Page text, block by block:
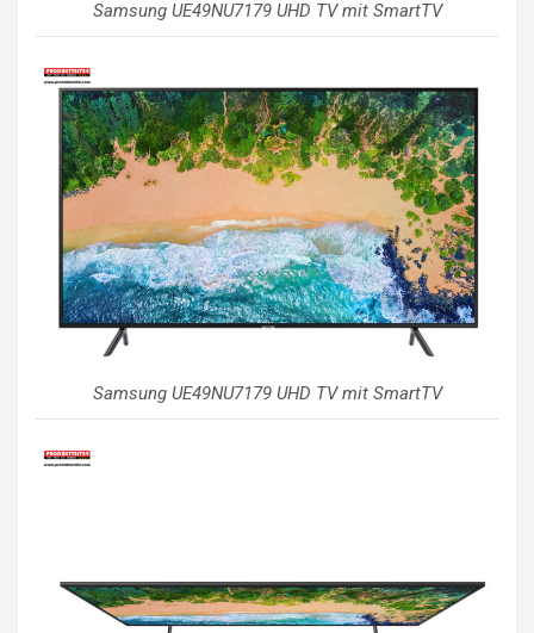
Samsung UE49NU7179 UHD TV mit SmartTV
Samsung UE49NU7179 UHD TV mit SmartTV